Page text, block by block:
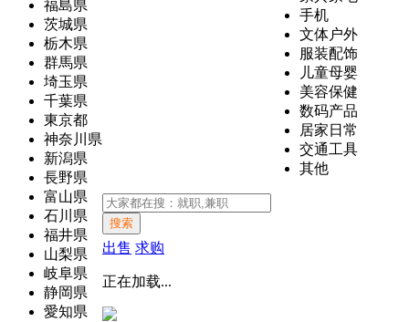
福島県
茨城県
栃木県
群馬県
埼玉県
千葉県
東京都
神奈川県
新潟県
長野県
富山県
石川県
福井県
山梨県
岐阜県
静岡県
愛知県
手机
文体户外
服装配饰
儿童母婴
美容保健
数码产品
居家日常
交通工具
其他
搜索
出售 求购
正在加载...